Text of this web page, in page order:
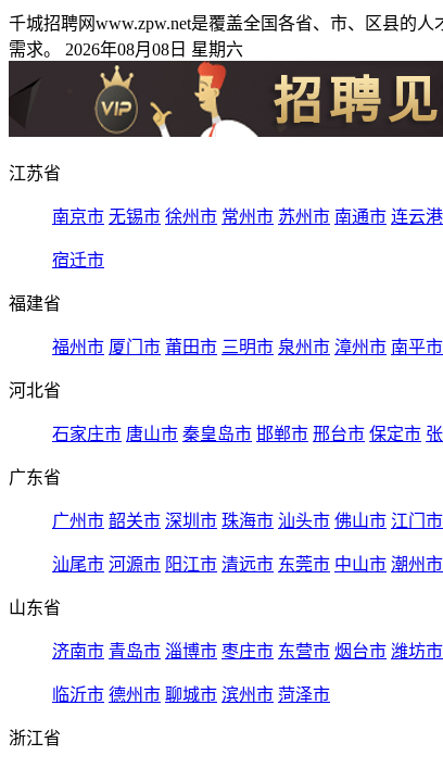
千城招聘网www.zpw.net是覆盖全国各省、市、区县的
需求。 2026年08月08日 星期六
江苏省
南京市 无锡市 徐州市 常州市 苏州市 南通市 连云
宿迁市
福建省
福州市 厦门市 莆田市 三明市 泉州市 漳州市 南平市
河北省
石家庄市 唐山市 秦皇岛市 邯郸市 邢台市 保定市
广东省
广州市 韶关市 深圳市 珠海市 汕头市 佛山市 江门市
汕尾市 河源市 阳江市 清远市 东莞市 中山市 潮州市
山东省
济南市 青岛市 淄博市 枣庄市 东营市 烟台市 潍坊市
临沂市 德州市 聊城市 滨州市 菏泽市
浙江省